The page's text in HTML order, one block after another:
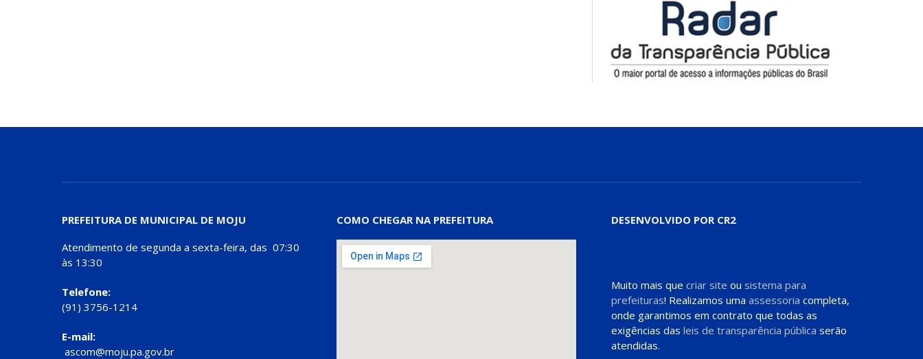
PREFEITURA DE MUNICIPAL DE MOJU
Atendimento de segunda a sexta-feira, das 07:30
às 13:30
Telefone:
(91) 3756-1214
E-mail:
ascom@moju.pa.gov.br
COMO CHEGAR NA PREFEITURA DESENVOLVIDO POR CR2
Muito mais que criar site ou sistema para
prefeituras! Realizamos uma assessoria completa,
onde garantimos em contrato que todas as
exigências das leis de transparência pública serão
atendidas.